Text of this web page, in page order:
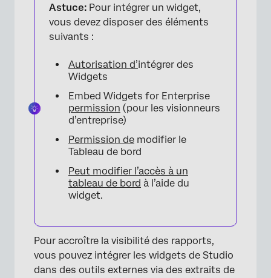
×
Astuce: Pour intégrer un widget,
vous devez disposer des éléments
suivants :
Autorisation d’intégrer des
Widgets
Embed Widgets for Enterprise
permission (pour les visionneurs
d’entreprise)
Permission de modifier le
Tableau de bord
Peut modifier l’accès à un
tableau de bord à l’aide du
widget.
Pour accroître la visibilité des rapports,
vous pouvez intégrer les widgets de Studio
dans des outils externes via des extraits de